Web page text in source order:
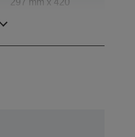
297 mm x 420